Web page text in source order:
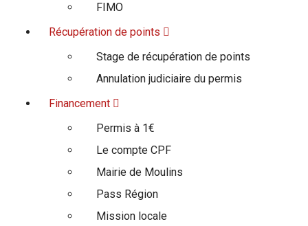
FIMO
Récupération de points
Stage de récupération de points
Annulation judiciaire du permis
Financement
Permis à 1€
Le compte CPF
Mairie de Moulins
Pass Région
Mission locale